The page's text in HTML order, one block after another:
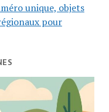
unique, objets
pour